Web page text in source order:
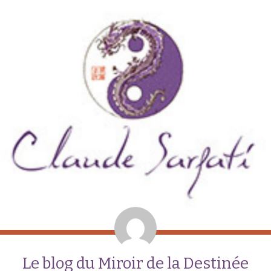
Le blog du Miroir de la Destinée